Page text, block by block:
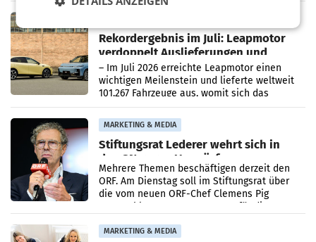
Bundeswettbewerbsbehörde und der
Rekordergebnis im Juli: Leapmotor
verdoppelt Auslieferungen und
überschreitet die 100.000er-Marke
– Im Juli 2026 erreichte Leapmotor einen
wichtigen Meilenstein und lieferte weltweit
101.267 Fahrzeuge aus, womit sich das
Ergebnis gegenüber Juli 2025 mehr als
verdoppelte (+102
MARKETING & MEDIA
Stiftungsrat Lederer wehrt sich in
den SN gegen Vorwürfe
Mehrere Themen beschäftigen derzeit den
ORF. Am Dienstag soll im Stiftungsrat über
die vom neuen ORF-Chef Clemens Pig
vorgeschlagenen Besetzungen für die
MARKETING & MEDIA